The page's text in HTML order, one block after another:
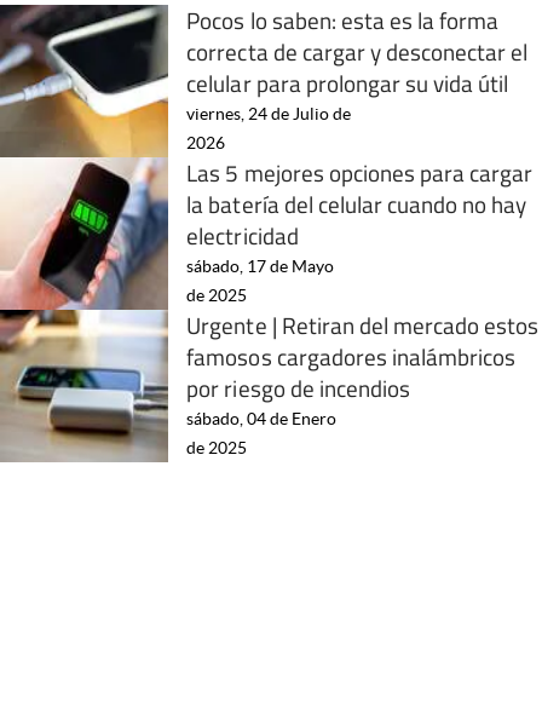
Pocos lo saben: esta es la forma
correcta de cargar y desconectar el
celular para prolongar su vida útil
viernes, 24 de Julio de
2026
Las 5 mejores opciones para cargar
la batería del celular cuando no hay
electricidad
sábado, 17 de Mayo
de 2025
Urgente | Retiran del mercado estos
famosos cargadores inalámbricos
por riesgo de incendios
sábado, 04 de Enero
de 2025